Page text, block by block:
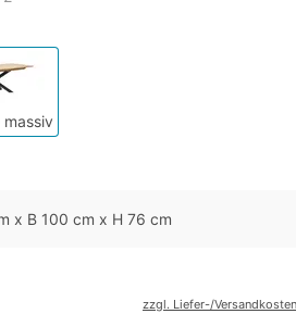
x B 100 cm x H 76 cm
zzgl. Liefer-/Versandkosten